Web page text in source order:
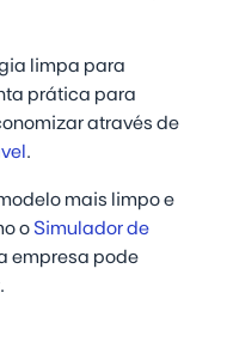
limpa para
prática para
através de
.
mais limpo e
o Simulador de
empresa pode
.